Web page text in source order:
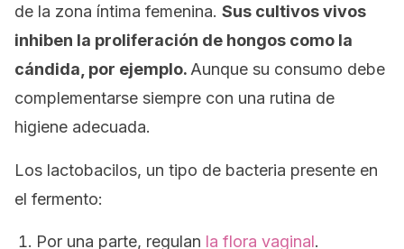
de la zona íntima femenina. Sus cultivos vivos
inhiben la proliferación de hongos como la
cándida, por ejemplo. Aunque su consumo debe
complementarse siempre con una rutina de
higiene adecuada.
Los lactobacilos, un tipo de bacteria presente en
el fermento:
Por una parte, regulan la flora vaginal.